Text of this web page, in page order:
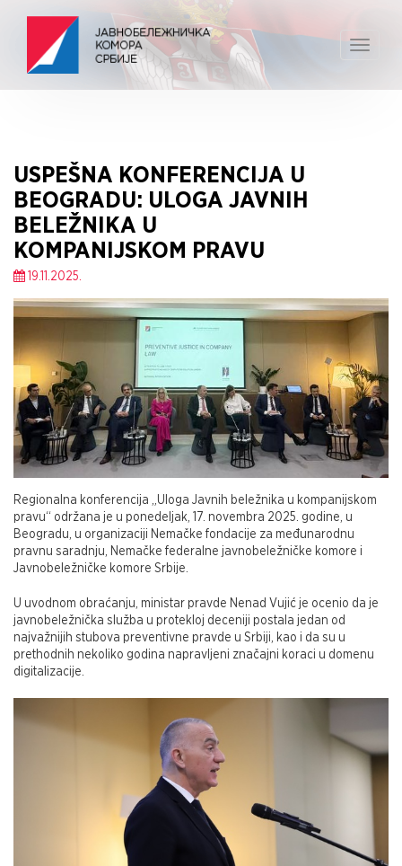
Toggle
USPEŠNA KONFERENCIJA U
BEOGRADU: ULOGA JAVNIH
BELEŽNIKA U
KOMPANIJSKOM PRAVU
19.11.2025.
Regionalna konferencija „Uloga Javnih beležnika u kompanijskom
pravu“ održana je u ponedeljak, 17. novembra 2025. godine, u
Beogradu, u organizaciji Nemačke fondacije za međunarodnu
pravnu saradnju, Nemačke federalne javnobeležničke komore i
Javnobeležničke komore Srbije.
U uvodnom obraćanju, ministar pravde Nenad Vujić je ocenio da je
javnobeležnička služba u protekloj deceniji postala jedan od
najvažnijih stubova preventivne pravde u Srbiji, kao i da su u
prethodnih nekoliko godina napravljeni značajni koraci u domenu
digitalizacije.